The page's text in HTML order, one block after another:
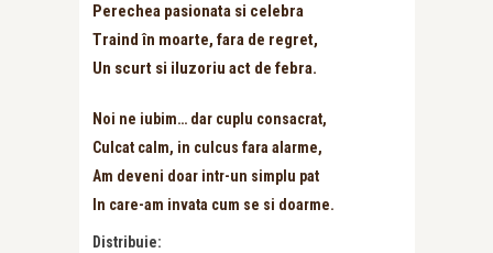
Perechea pasionata si celebra
Traind în moarte, fara de regret,
Un scurt si iluzoriu act de febra.
Noi ne iubim… dar cuplu consacrat,
Culcat calm, in culcus fara alarme,
Am deveni doar intr-un simplu pat
In care-am invata cum se si doarme.
Distribuie: